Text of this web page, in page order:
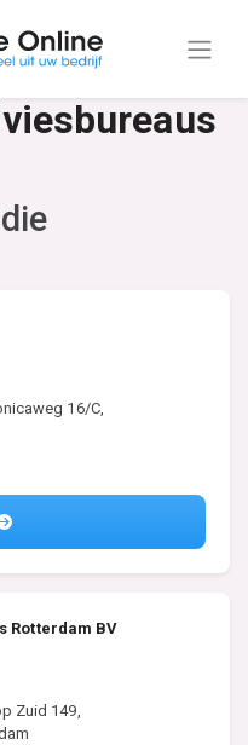
16/C,
Rotterdam BV
Zuid 149,